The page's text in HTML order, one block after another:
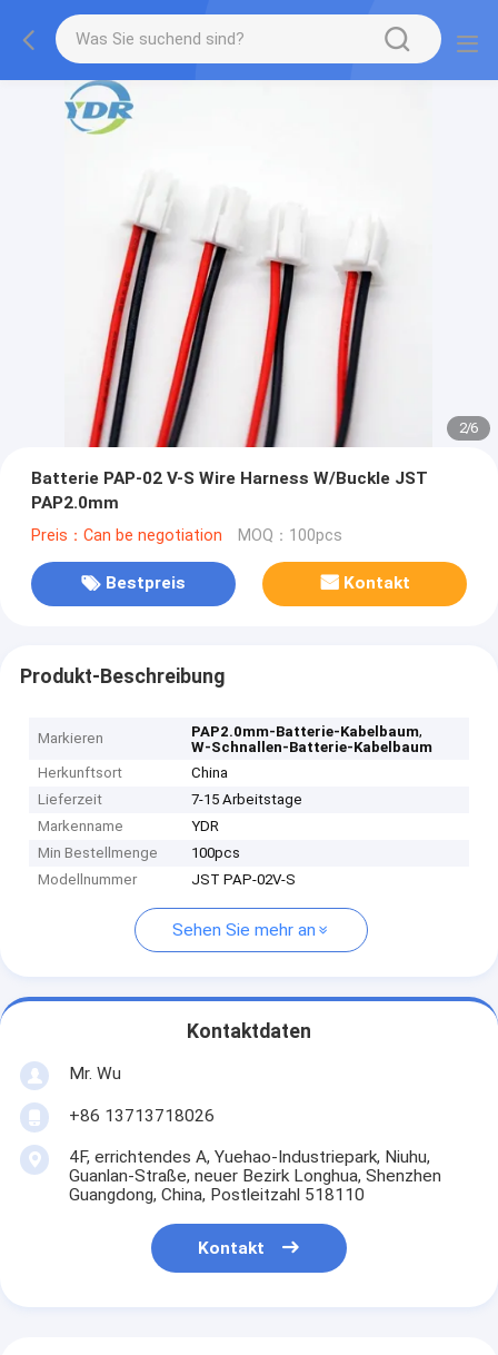
2/6
Batterie PAP-02 V-S Wire Harness W/Buckle JST
PAP2.0mm
Preis：Can be negotiation MOQ：100pcs
Bestpreis Kontakt
Produkt-Beschreibung
Markieren PAP2.0mm-Batterie-Kabelbaum,
W-Schnallen-Batterie-Kabelbaum
Herkunftsort
China
Lieferzeit
7-15 Arbeitstage
Markenname
YDR
Min Bestellmenge
100pcs
Modellnummer
JST PAP-02V-S
Sehen Sie mehr an
Kontaktdaten
Mr. Wu
+86 13713718026
4F, errichtendes A, Yuehao-Industriepark, Niuhu,
Guanlan-Straße, neuer Bezirk Longhua, Shenzhen
Guangdong, China, Postleitzahl 518110
Kontakt